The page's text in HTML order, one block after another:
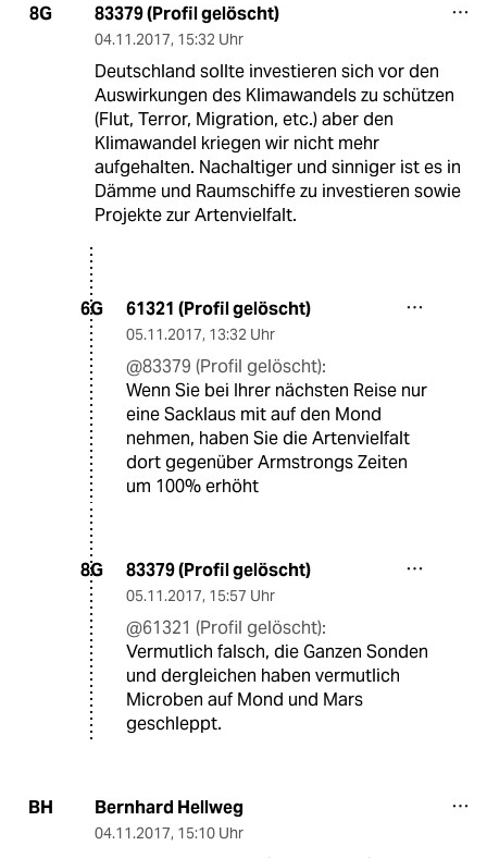
8G 83379 (Profil gelöscht)
04.11.2017, 15:32 Uhr
Deutschland sollte investieren sich vor den
Auswirkungen des Klimawandels zu schützen
(Flut, Terror, Migration, etc.) aber den
Klimawandel kriegen wir nicht mehr
aufgehalten. Nachaltiger und sinniger ist es in
Dämme und Raumschiffe zu investieren sowie
Projekte zur Artenvielfalt.
6G 61321 (Profil gelöscht)
05.11.2017, 13:32 Uhr
@83379 (Profil gelöscht):
Wenn Sie bei Ihrer nächsten Reise nur
eine Sacklaus mit auf den Mond
nehmen, haben Sie die Artenvielfalt
dort gegenüber Armstrongs Zeiten
um 100% erhöht
8G 83379 (Profil gelöscht)
05.11.2017, 15:57 Uhr
@61321 (Profil gelöscht):
Vermutlich falsch, die Ganzen Sonden
und dergleichen haben vermutlich
Microben auf Mond und Mars
geschleppt.
BH Bernhard Hellweg
04.11.2017, 15:10 Uhr